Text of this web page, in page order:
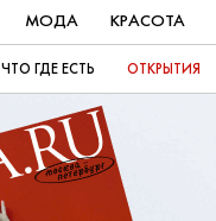
МОДА КРАСОТА
ЧТО ГДЕ ЕСТЬ ОТКРЫТИЯ